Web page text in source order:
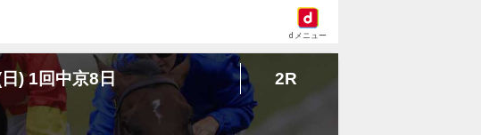
dメニュー
) 1回中京8日 2R